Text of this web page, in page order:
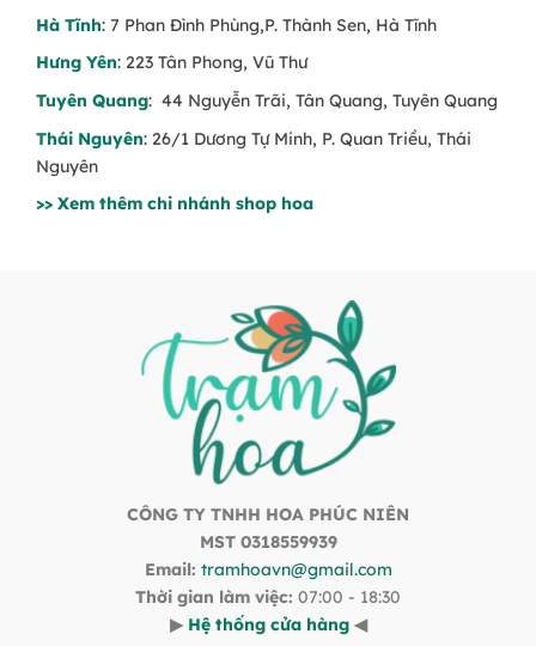
Hà Tĩnh: 7 Phan Đình Phùng,P. Thành Sen, Hà Tĩnh
Hưng Yên: 223 Tân Phong, Vũ Thư
Tuyên Quang: 44 Nguyễn Trãi, Tân Quang, Tuyên Quang
Thái Nguyên: 26/1 Dương Tự Minh, P. Quan Triều, Thái
Nguyên
>> Xem thêm chi nhánh shop hoa
CÔNG TY TNHH HOA PHÚC NIÊN
MST 0318559939
Email: tramhoavn@gmail.com
Thời gian làm việc: 07:00 - 18:30
▶ Hệ thống cửa hàng ◀